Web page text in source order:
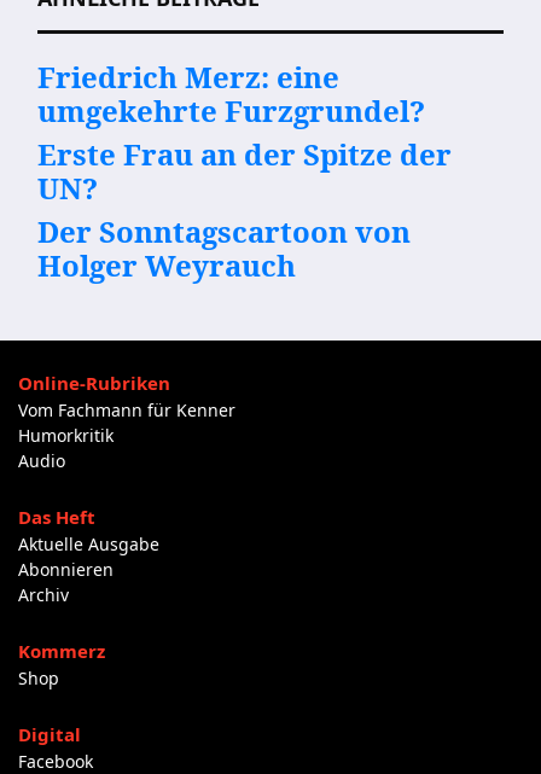
Friedrich Merz: eine
umgekehrte Furzgrundel?
Erste Frau an der Spitze der
UN?
Der Sonntagscartoon von
Holger Weyrauch
Online-Rubriken
Vom Fachmann für Kenner
Humorkritik
Audio
Das Heft
Aktuelle Ausgabe
Abonnieren
Archiv
Kommerz
Shop
Digital
Facebook